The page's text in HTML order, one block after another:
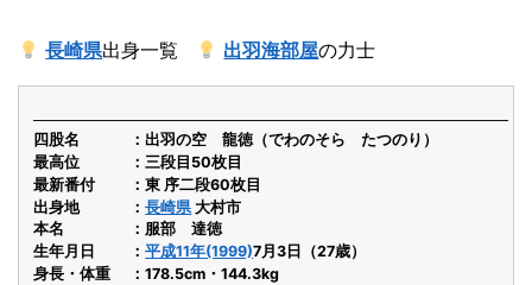
長崎県出身一覧 出羽海部屋の力士
四股名
出羽の空 龍徳（でわのそら たつのり）
最高位
三段目50枚目
最新番付
東 序二段60枚目
出身地
長崎県 大村市
本名
服部 達徳
生年月日
平成11年(1999)7月3日（27歳）
身長・体重
178.5cm・144.3kg